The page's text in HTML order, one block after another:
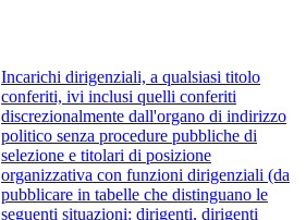
Incarichi dirigenziali, a qualsiasi titolo
conferiti, ivi inclusi quelli conferiti
discrezionalmente dall'organo di indirizzo
politico senza procedure pubbliche di
selezione e titolari di posizione
organizzativa con funzioni dirigenziali (da
pubblicare in tabelle che distinguano le
seguenti situazioni: dirigenti, dirigenti